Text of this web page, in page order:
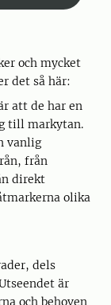
och mycket
det så här:
att de har en
till markytan.
vanlig
från
direkt
olika
dels
är
och behoven